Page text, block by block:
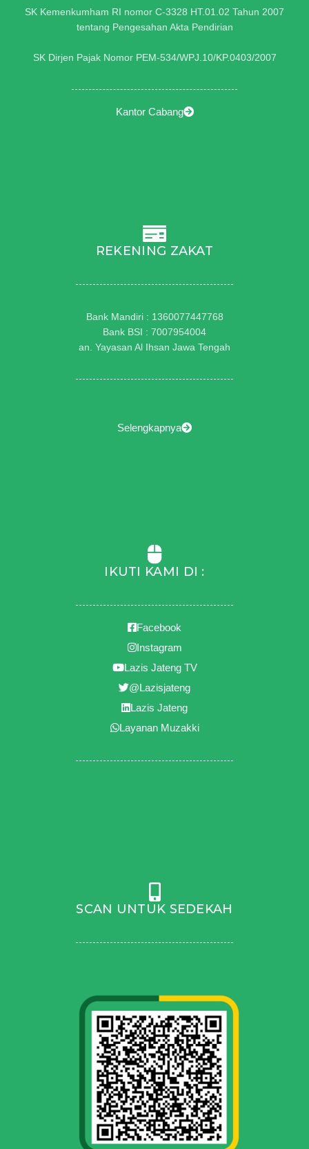
SK Kemenkumham RI nomor C-3328 HT.01.02 Tahun 2007
tentang Pengesahan Akta Pendirian
SK Dirjen Pajak Nomor PEM-534/WPJ.10/KP.0403/2007
Kantor Cabang
REKENING ZAKAT
Bank Mandiri : 1360077447768
Bank BSI : 7007954004
an. Yayasan Al Ihsan Jawa Tengah
Selengkapnya
IKUTI KAMI DI :
Facebook
Instagram
Lazis Jateng TV
@Lazisjateng
Lazis Jateng
Layanan Muzakki
SCAN UNTUK SEDEKAH